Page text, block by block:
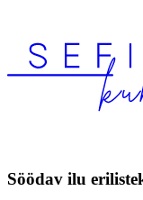
Söödav ilu